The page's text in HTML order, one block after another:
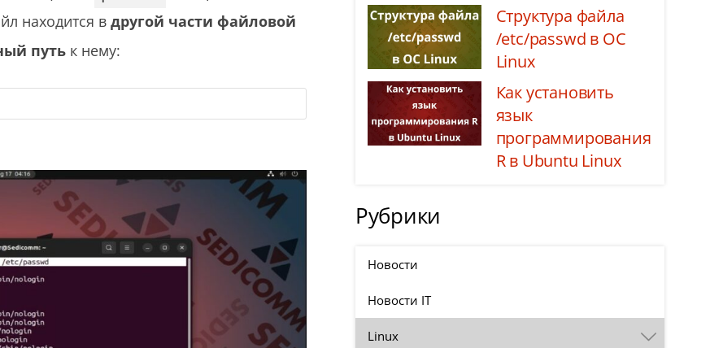
находится в другой части файловой
путь к нему:
Структура файла
/etc/passwd в ОС
Linux
Как установить
язык
программирования
R в Ubuntu Linux
Рубрики
Новости
Новости IT
Linux